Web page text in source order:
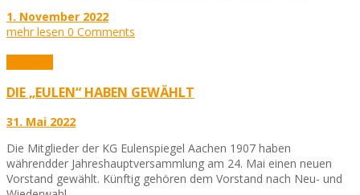
1. November 2022
mehr lesen 0 Comments
DIE „EULEN“ HABEN GEWÄHLT
31. Mai 2022
Die Mitglieder der KG Eulenspiegel Aachen 1907 haben
währendder Jahreshauptversammlung am 24. Mai einen neuen
Vorstand gewählt. Künftig gehören dem Vorstand nach Neu- und